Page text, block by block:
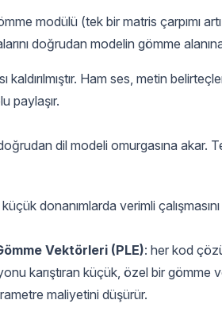
modülü (tek bir matris çarpımı
doğrudan modelin gömme alanına
kaldırılmıştır. Ham ses, metin
paylaşır.
dil modeli omurgasına akar.
donanımlarda verimli
Vektörleri (PLE): her kod
karıştıran küçük, özel bir gömme
maliyetini düşürür.